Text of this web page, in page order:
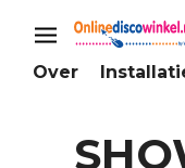
Over